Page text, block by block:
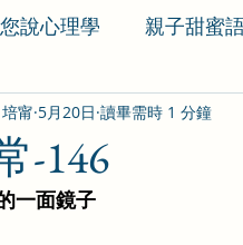
說心理學 親子甜蜜
-146
甯 5月20日 讀畢需時 1 分鐘
一面鏡子